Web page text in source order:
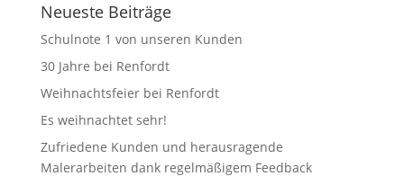
Neueste Beiträge
Schulnote 1 von unseren Kunden
30 Jahre bei Renfordt
Weihnachtsfeier bei Renfordt
Es weihnachtet sehr!
Zufriedene Kunden und herausragende
Malerarbeiten dank regelmäßigem Feedback